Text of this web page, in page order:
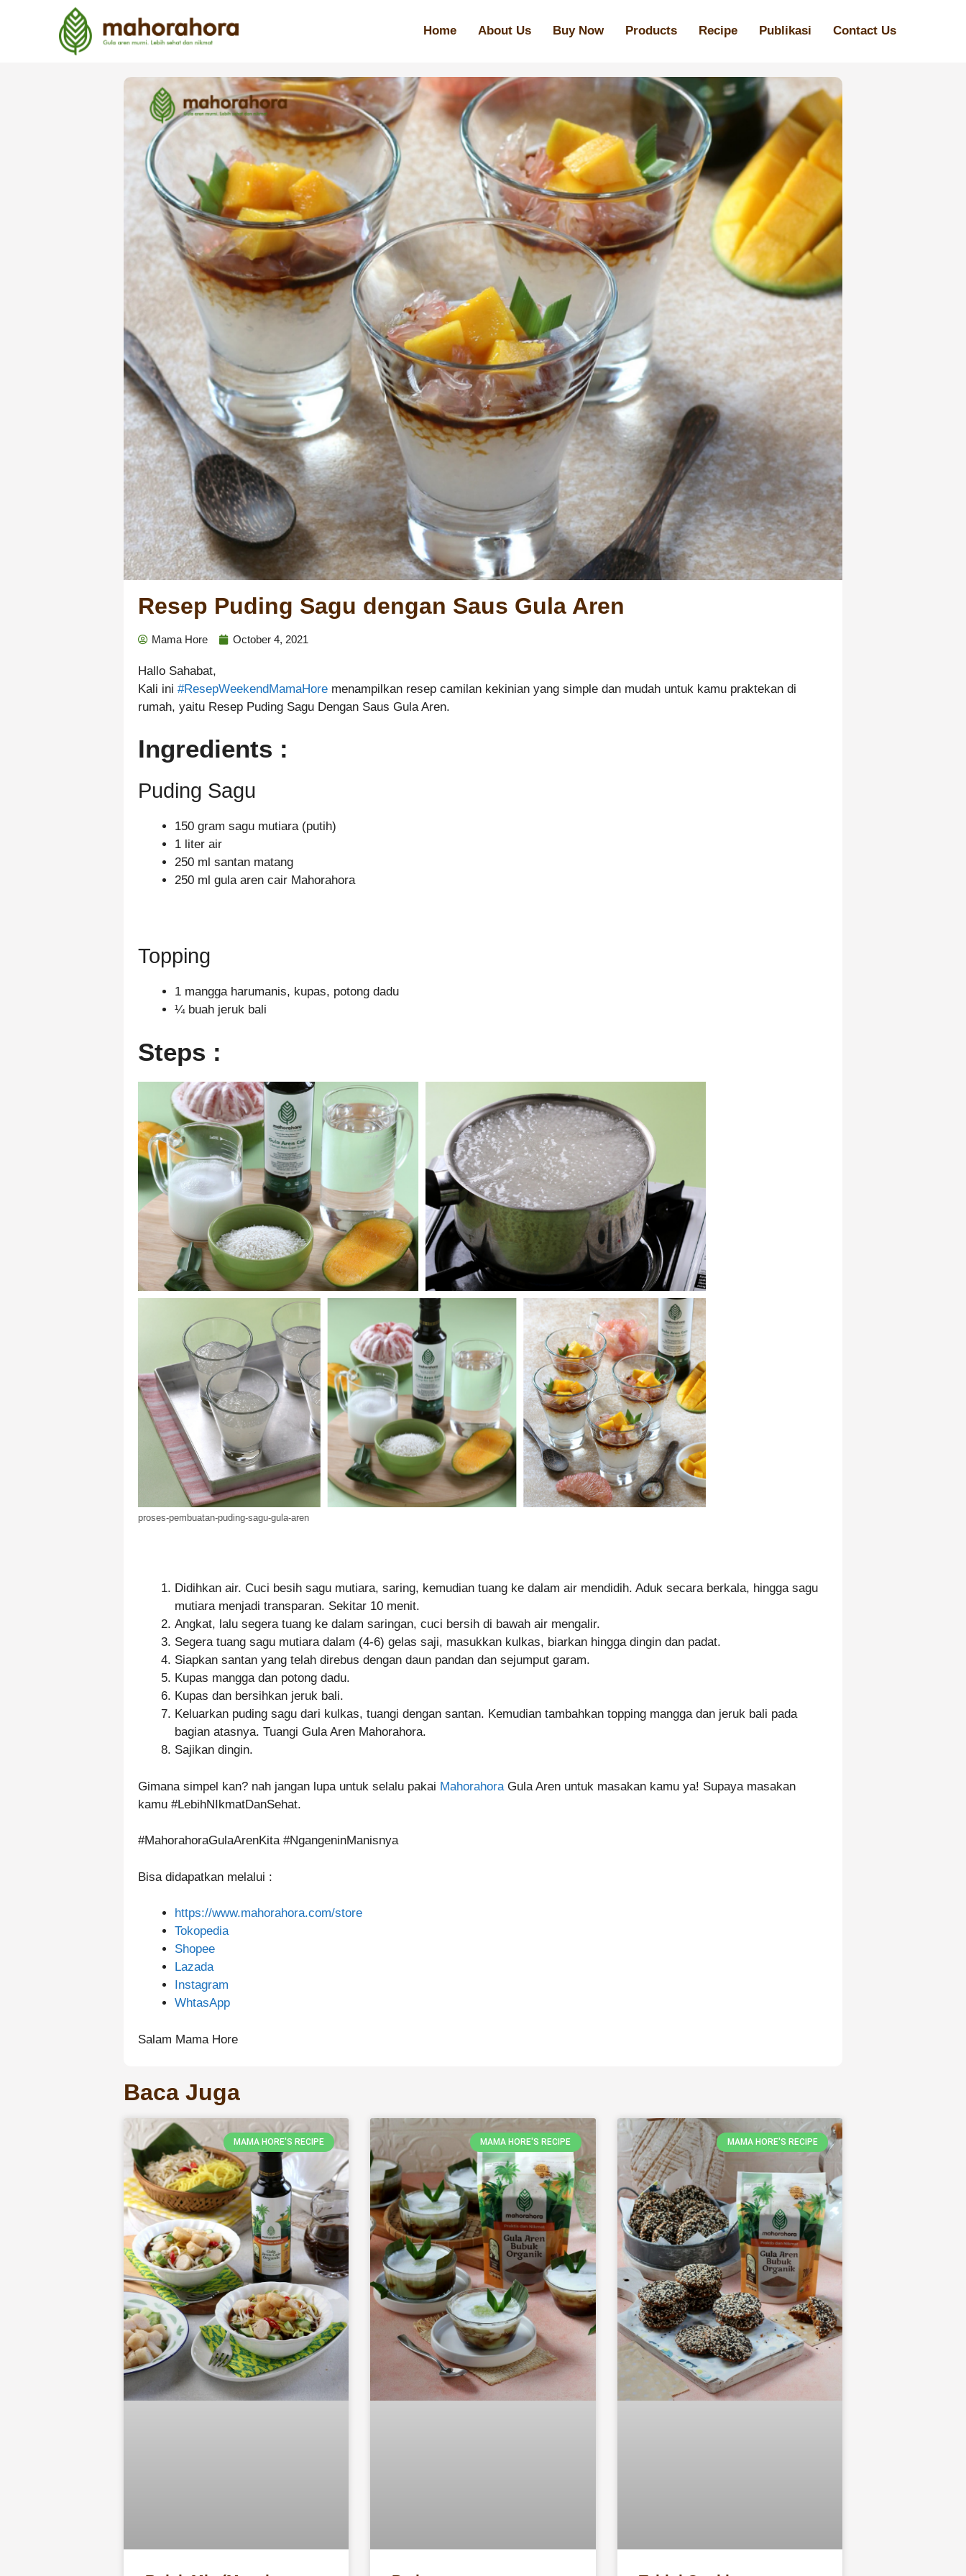
Home About Us Buy Now Products Recipe Publikasi Contact Us
Resep Puding Sagu dengan Saus Gula Aren
Mama Hore October 4, 2021
Hallo Sahabat,
Kali ini #ResepWeekendMamaHore menampilkan resep camilan kekinian yang simple dan mudah untuk kamu praktekan di
rumah, yaitu Resep Puding Sagu Dengan Saus Gula Aren.
Ingredients :
Puding Sagu
150 gram sagu mutiara (putih)
1 liter air
250 ml santan matang
250 ml gula aren cair Mahorahora
Topping
1 mangga harumanis, kupas, potong dadu
¼ buah jeruk bali
Steps :
proses-pembuatan-puding-sagu-gula-aren
Didihkan air. Cuci besih sagu mutiara, saring, kemudian tuang ke dalam air mendidih. Aduk secara berkala, hingga sagu
mutiara menjadi transparan. Sekitar 10 menit.
Angkat, lalu segera tuang ke dalam saringan, cuci bersih di bawah air mengalir.
Segera tuang sagu mutiara dalam (4-6) gelas saji, masukkan kulkas, biarkan hingga dingin dan padat.
Siapkan santan yang telah direbus dengan daun pandan dan sejumput garam.
Kupas mangga dan potong dadu.
Kupas dan bersihkan jeruk bali.
Keluarkan puding sagu dari kulkas, tuangi dengan santan. Kemudian tambahkan topping mangga dan jeruk bali pada
bagian atasnya. Tuangi Gula Aren Mahorahora.
Sajikan dingin.
Gimana simpel kan? nah jangan lupa untuk selalu pakai Mahorahora Gula Aren untuk masakan kamu ya! Supaya masakan
kamu #LebihNIkmatDanSehat.
#MahorahoraGulaArenKita #NgangeninManisnya
Bisa didapatkan melalui :
https://www.mahorahora.com/store
Tokopedia
Shopee
Lazada
Instagram
WhtasApp
Salam Mama Hore
Baca Juga
MAMA HORE'S RECIPE MAMA HORE'S RECIPE MAMA HORE'S RECIPE